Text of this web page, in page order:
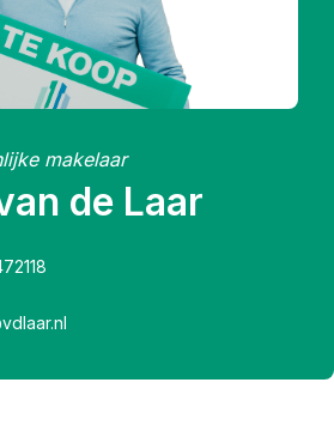
makelaar
Smits